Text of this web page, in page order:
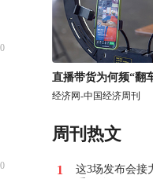
0
0
直播带货为何频“翻
经济网-中国经济周刊
周刊热文
1
这3场发布会接